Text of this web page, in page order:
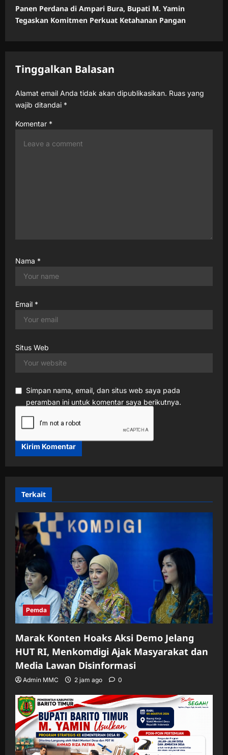
n
a
g
a
t
i
Panen Perdana di Ampari Bura, Bupati M. Yamin
Tegaskan Komitmen Perkuat Ketahanan Pangan
Tinggalkan Balasan
Alamat email Anda tidak akan dipublikasikan. Ruas yang
wajib ditandai *
Komentar *
Nama *
Email *
Situs Web
Simpan nama, email, dan situs web saya pada
peramban ini untuk komentar saya berikutnya.
Terkait
Pemda
Marak Konten Hoaks Aksi Demo Jelang
HUT RI, Menkomdigi Ajak Masyarakat dan
Media Lawan Disinformasi
Admin MMC 2 jam ago 0